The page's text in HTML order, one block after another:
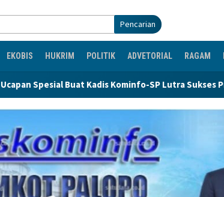
Pencarian
EKOBIS HUKRIM POLITIK ADVETORIAL RAGAM
Kominfo-SP Lutra Sukses Promosi Program Doktor